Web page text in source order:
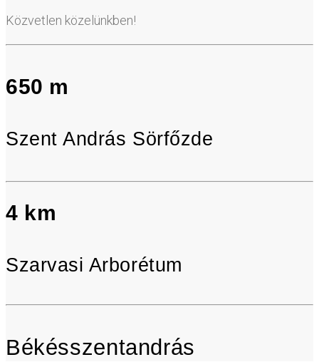
Közvetlen közelünkben!
650 m
Szent András Sörfőzde
4 km
Szarvasi Arborétum
Békésszentandrás